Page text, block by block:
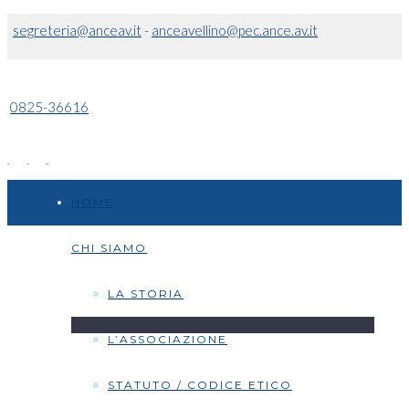
segreteria@anceav.it- anceavellino@pec.ance.av.it
0825-36616
CHI SIAMO
LA STORIA
L’ASSOCIAZIONE
STATUTO / CODICE ETICO